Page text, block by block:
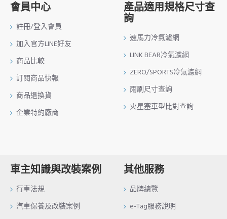
會員中心
註冊/登入會員
加入官方LINE好友
商品比較
訂閱商品快報
商品退換貨
企業特約廠商
產品適用規格尺寸查
詢
速馬力冷氣濾網
LINK BEAR冷氣濾網
ZERO/SPORTS冷氣濾網
雨刷尺寸查詢
火星塞車型比對查詢
車主知識與改裝案例
行車法規
汽車保養及改裝案例
其他服務
品牌總覽
e-Tag服務說明